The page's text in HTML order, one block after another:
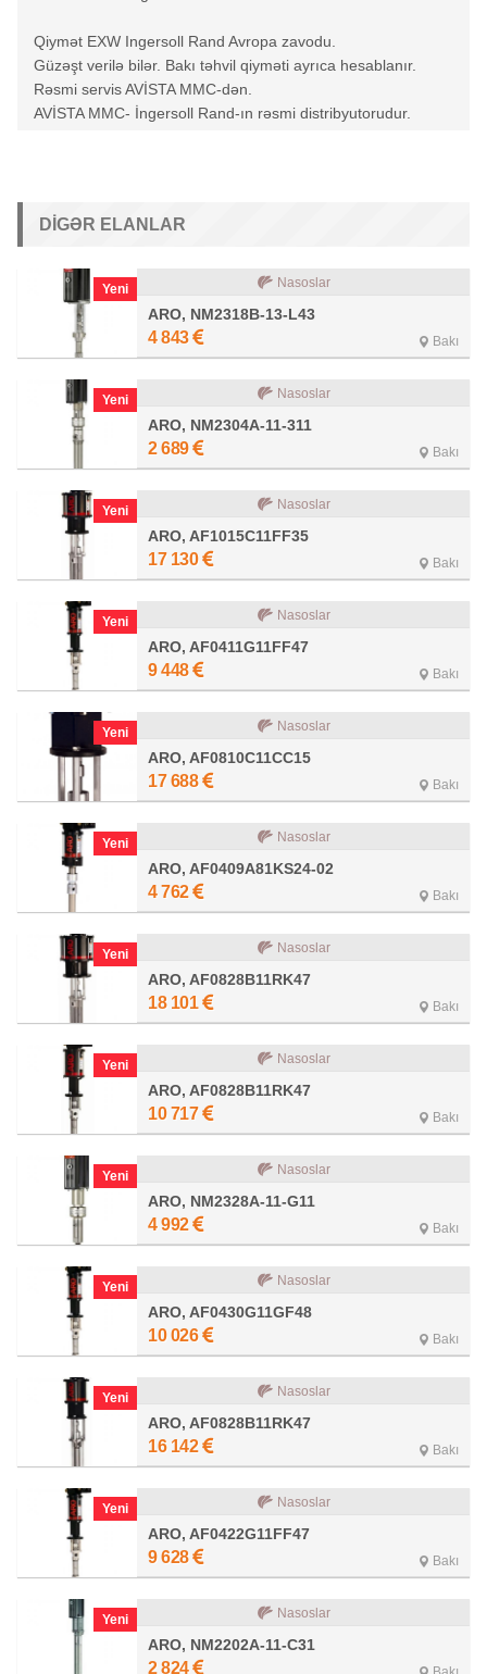
Qiymət EXW Ingersoll Rand Avropa zavodu.
Güzəşt verilə bilər. Bakı təhvil qiyməti ayrıca hesablanır.
Rəsmi servis AVİSTA MMC-dən.
AVİSTA MMC- İngersoll Rand-ın rəsmi distribyutorudur.
DIGƏR ELANLAR
Yeni Nasoslar
ARO, NM2318B-13-L43
4 843 Bakı
Yeni Nasoslar
ARO, NM2304A-11-311
2 689 Bakı
Yeni Nasoslar
ARO, AF1015C11FF35
17 130 Bakı
Yeni Nasoslar
ARO, AF0411G11FF47
9 448 Bakı
Yeni Nasoslar
ARO, AF0810C11CC15
17 688 Bakı
Yeni Nasoslar
ARO, AF0409A81KS24-02
4 762 Bakı
Yeni Nasoslar
ARO, AF0828B11RK47
18 101 Bakı
Yeni Nasoslar
ARO, AF0828B11RK47
10 717 Bakı
Yeni Nasoslar
ARO, NM2328A-11-G11
4 992 Bakı
Yeni Nasoslar
ARO, AF0430G11GF48
10 026 Bakı
Yeni Nasoslar
ARO, AF0828B11RK47
16 142 Bakı
Yeni Nasoslar
ARO, AF0422G11FF47
9 628 Bakı
Yeni Nasoslar
ARO, NM2202A-11-C31
2 824